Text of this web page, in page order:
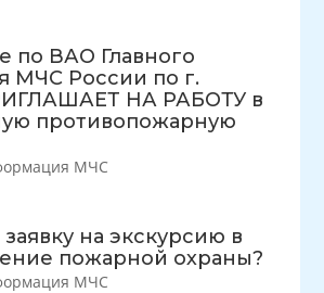
по ВАО Главного
МЧС России по г.
НА РАБОТУ в
противопожарную
МЧС
заявку на экскурсию в
пожарной охраны?
МЧС